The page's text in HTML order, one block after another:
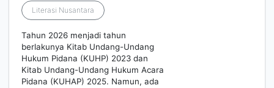
Literasi Nusantara
Tahun 2026 menjadi tahun
berlakunya Kitab Undang-Undang
Hukum Pidana (KUHP) 2023 dan
Kitab Undang-Undang Hukum Acara
Pidana (KUHAP) 2025. Namun, ada